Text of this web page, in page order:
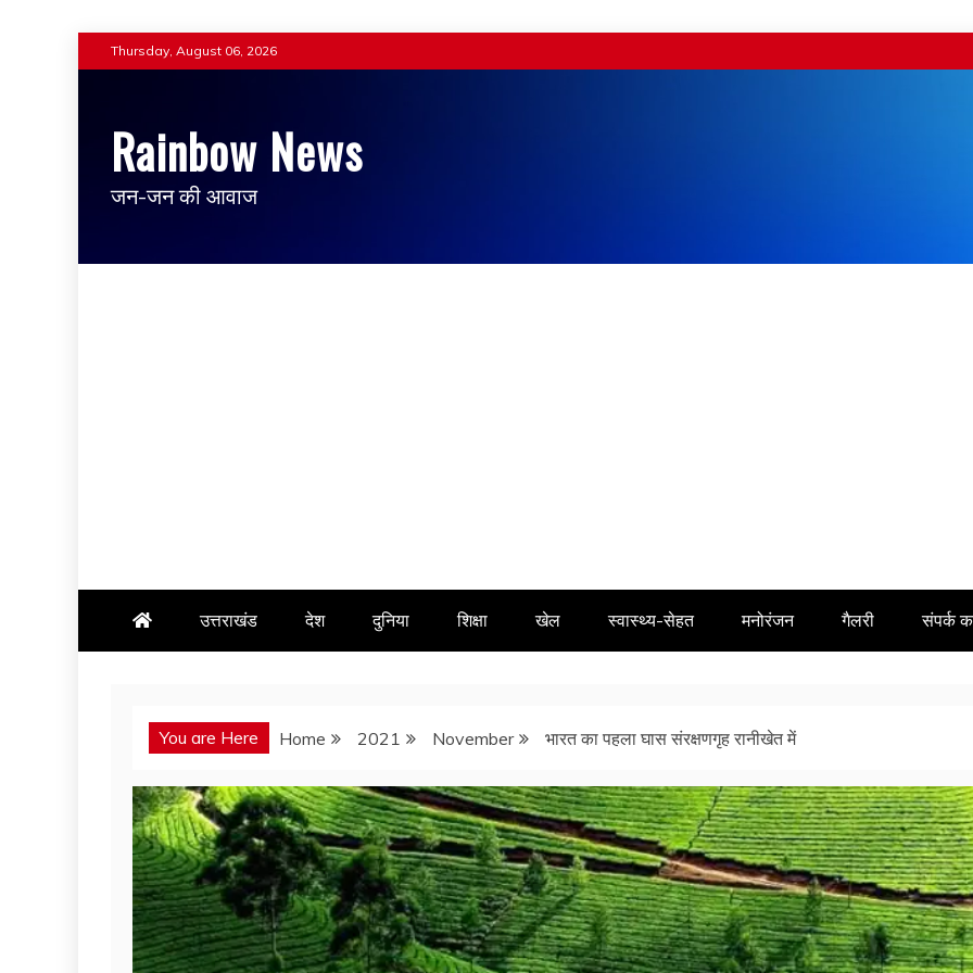
Thursday, August 06, 2026
Rainbow News
जन-जन की आवाज
उत्तराखंड देश दुनिया शिक्षा खेल स्वास्थ्य-सेहत मनोरंजन गैलरी संपर्क
You are Here Home 2021 November भारत का पहला घास संरक्षणगृह रानीखेत में